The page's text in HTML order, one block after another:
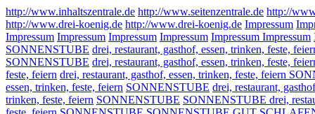
http://www.inhaltszentrale.de http://www.seitenzentrale.de http://
http://www.drei-koenig.de http://www.drei-koenig.de Impressum
Impressum Impressum Impressum Impressum Impressum Impressum
SONNENSTUBE drei, restaurant, gasthof, essen, trinken, feste,
SONNENSTUBE drei, restaurant, gasthof, essen, trinken, feste,
feste, feiern drei, restaurant, gasthof, essen, trinken, feste, feiern
essen, trinken, feste, feiern SONNENSTUBE drei, restaurant,
trinken, feste, feiern SONNENSTUBE SONNENSTUBE drei,